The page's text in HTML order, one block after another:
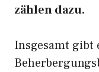
zählen dazu.
Insgesamt gibt